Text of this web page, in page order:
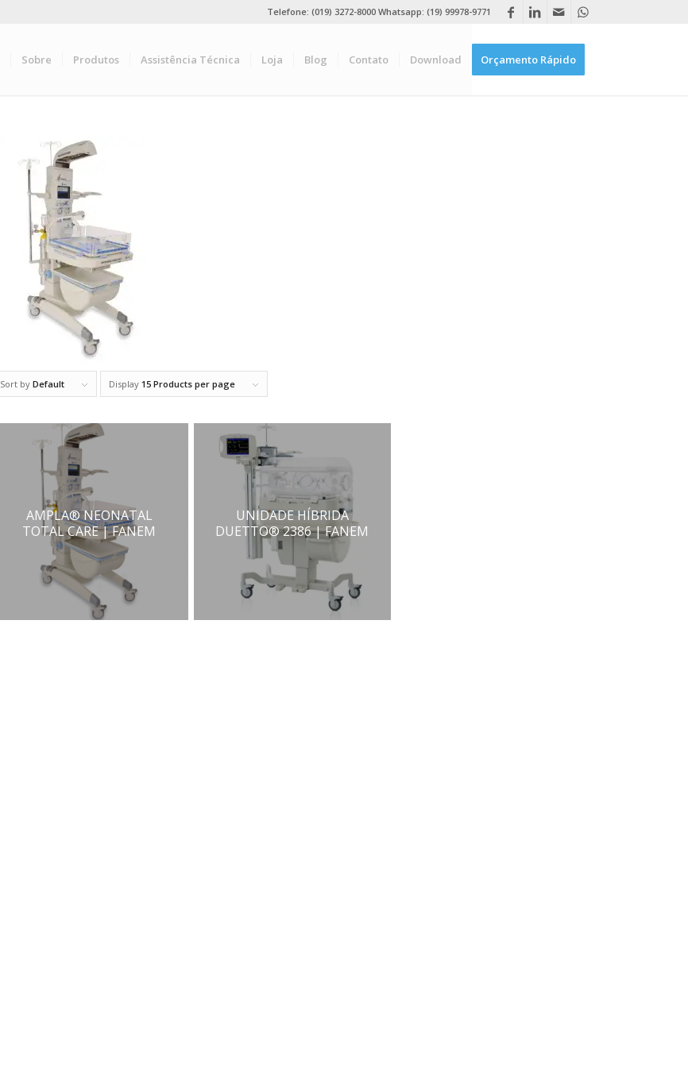
Telefone: (019) 3272-8000 Whatsapp: (19) 99978-9771
Sobre Produtos Assistência Técnica Loja Blog Contato Download Orçamento Rápido
Sort by Default Display 15 Products per page
AMPLA® NEONATAL
TOTAL CARE | FANEM
UNIDADE HÍBRIDA
DUETTO® 2386 | FANEM